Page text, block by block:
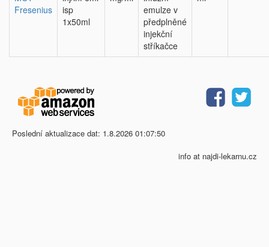
Fresenius
isp
1x50ml
emulze v
předplněné
injekční
stříkačce
Poslední aktualizace dat: 1.8.2026 01:07:50
info at najdi-lekarnu.cz